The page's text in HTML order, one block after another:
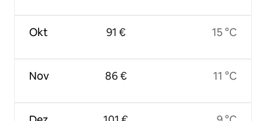
Okt
Nov
91 €
86 €
15 °C
11 °C